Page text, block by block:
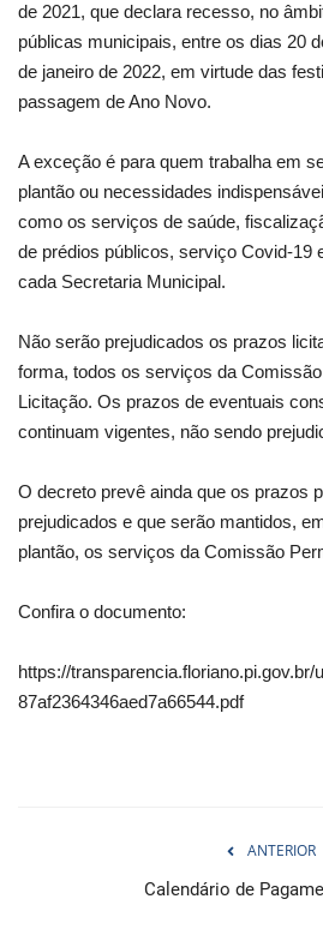
de 2021, que declara recesso, no
públicas municipais, entre os dias 20
de janeiro de 2022, em virtude das
passagem de Ano Novo.
A exceção é para quem trabalha em
plantão ou necessidades
como os serviços de saúde,
de prédios públicos, serviço Covid-19
cada Secretaria Municipal.
Não serão prejudicados os prazos
forma, todos os serviços da
Licitação. Os prazos de eventuais
continuam vigentes, não sendo
O decreto prevê ainda que os prazos
prejudicados e que serão mantidos,
plantão, os serviços da Comissão
Confira o documento:
https://
87af2364346aed7a66544.pdf
ANTERIOR
Calendário de